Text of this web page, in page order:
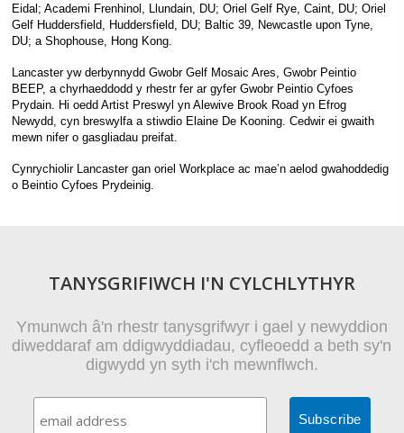
Eidal; Academi Frenhinol, Llundain, DU; Oriel Gelf Rye, Caint, DU; Oriel
Gelf Huddersfield, Huddersfield, DU; Baltic 39, Newcastle upon Tyne,
DU; a Shophouse, Hong Kong.
Lancaster yw derbynnydd Gwobr Gelf Mosaic Ares, Gwobr Peintio
BEEP, a chyrhaeddodd y rhestr fer ar gyfer Gwobr Peintio Cyfoes
Prydain. Hi oedd Artist Preswyl yn Alewive Brook Road yn Efrog
Newydd, cyn breswylfa a stiwdio Elaine De Kooning. Cedwir ei gwaith
mewn nifer o gasgliadau preifat.
Cynrychiolir Lancaster gan oriel Workplace ac mae’n aelod gwahoddedig
o Beintio Cyfoes Prydeinig.
TANYSGRIFIWCH I'N CYLCHLYTHYR
Ymunwch â'n rhestr tanysgrifwyr i gael y newyddion
diweddaraf am ddigwyddiadau, cyfleoedd a beth sy'n
digwydd yn syth i'ch mewnflwch.